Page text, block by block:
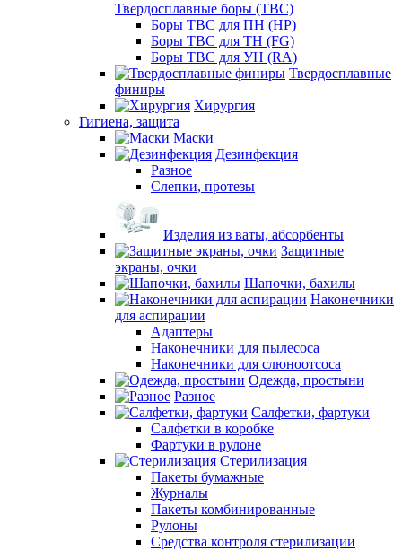
Твердосплавные боры (ТВС)
Боры ТВС для ПН (HP)
Боры ТВС для ТН (FG)
Боры ТВС для УН (RA)
Твердосплавные
финиры
Хирургия
Гигиена, защита
Маски
Дезинфекция
Разное
Слепки, протезы
Изделия из ваты, абсорбенты
Защитные
экраны, очки
Шапочки, бахилы
Наконечники
для аспирации
Адаптеры
Наконечники для пылесоса
Наконечники для слюноотсоса
Одежда, простыни
Разное
Салфетки, фартуки
Салфетки в коробке
Фартуки в рулоне
Стерилизация
Пакеты бумажные
Журналы
Пакеты комбинированные
Рулоны
Средства контроля стерилизации